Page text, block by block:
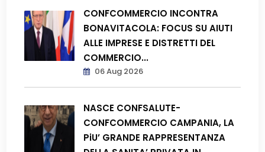
CONFCOMMERCIO INCONTRA
BONAVITACOLA: FOCUS SU AIUTI
ALLE IMPRESE E DISTRETTI DEL
COMMERCIO...
06 Aug 2026
NASCE CONFSALUTE-
CONFCOMMERCIO CAMPANIA, LA
PiU’ GRANDE RAPPRESENTANZA